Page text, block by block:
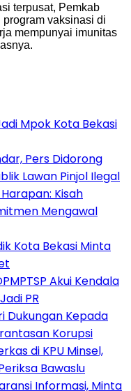
terpusat, Pemkab
vaksinasi di
mempunyai imunitas
Mpok Kota Bekasi
Pers Didorong
Lawan Pinjol Ilegal
Kisah
Mengawal
Kota Bekasi Minta
Akui Kendala
PR
Dukungan Kepada
Korupsi
di KPU Minsel,
Bawaslu
Informasi, Minta